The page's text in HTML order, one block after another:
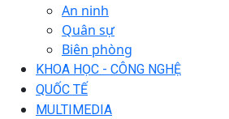
An ninh
Quân sự
Biên phòng
KHOA HỌC - CÔNG NGHỆ
QUỐC TẾ
MULTIMEDIA